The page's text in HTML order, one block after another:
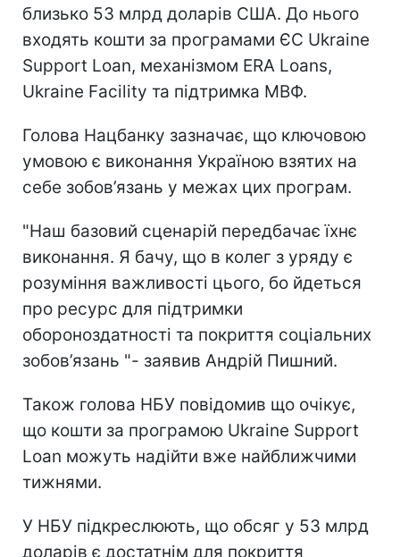
близько 53 млрд доларів США. До нього
входять кошти за програмами ЄС Ukraine
Support Loan, механізмом ERA Loans,
Ukraine Facility та підтримка МВФ.
Голова Нацбанку зазначає, що ключовою
умовою є виконання Україною взятих на
себе зобов’язань у межах цих програм.
"Наш базовий сценарій передбачає їхнє
виконання. Я бачу, що в колег з уряду є
розуміння важливості цього, бо йдеться
про ресурс для підтримки
обороноздатності та покриття соціальних
зобов’язань "- заявив Андрій Пишний.
Також голова НБУ повідомив що очікує,
що кошти за програмою Ukraine Support
Loan можуть надійти вже найближчими
тижнями.
У НБУ підкреслюють, що обсяг у 53 млрд
доларів є достатнім для покриття